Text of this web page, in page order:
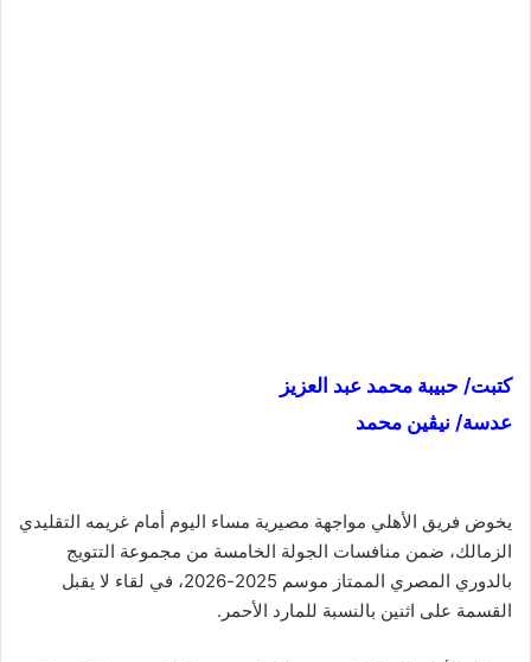
كتبت/ حبيبة محمد عبد العزيز
عدسة/ نيڤين محمد
يخوض فريق الأهلي مواجهة مصيرية مساء اليوم أمام غريمه التقليدي
الزمالك، ضمن منافسات الجولة الخامسة من مجموعة التتويج
بالدوري المصري الممتاز موسم 2025-2026، في لقاء لا يقبل
القسمة على اثنين بالنسبة للمارد الأحمر.